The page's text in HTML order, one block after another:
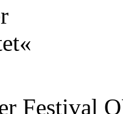
Festival